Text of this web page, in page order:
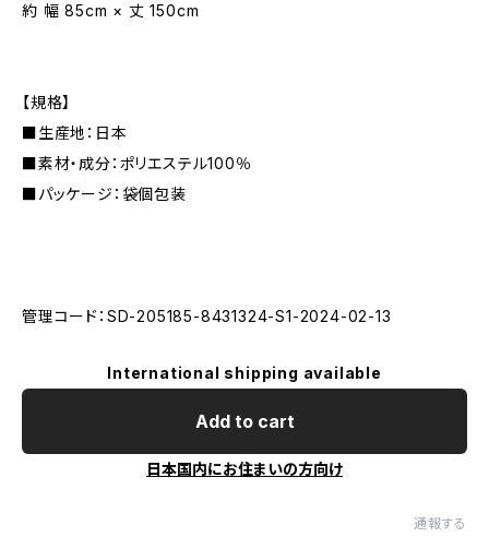
約 幅 85cm × 丈 150cm
【規格】
■生産地：日本
■素材・成分：ポリエステル100％
■パッケージ：袋個包装
管理コード：SD-205185-8431324-S1-2024-02-13
International shipping available
Add to cart
日本国内にお住まいの方向け
通報する